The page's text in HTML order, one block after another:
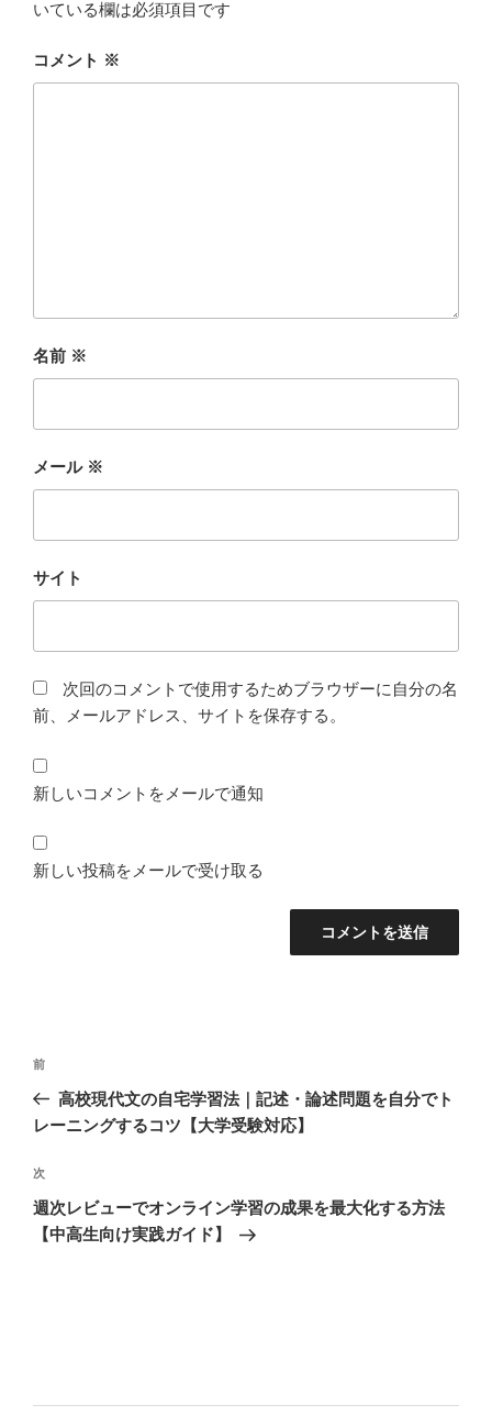
いている欄は必須項目です
コメント ※
名前 ※
メール ※
サイト
次回のコメントで使用するためブラウザーに自分の名
前、メールアドレス、サイトを保存する。
新しいコメントをメールで通知
新しい投稿をメールで受け取る
投
ナ
ゲ
ー
シ
前
の
投
前
高校現代文の自宅学習法｜記述・論述問題を自分でト
レーニングするコツ【大学受験対応】
次
の
投
次
週次レビューでオンライン学習の成果を最大化する方法
【中高生向け実践ガイド】